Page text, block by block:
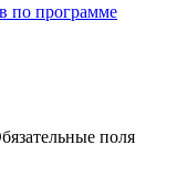
по программе
поля